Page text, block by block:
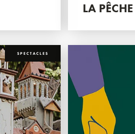
LA
SPECTACLES